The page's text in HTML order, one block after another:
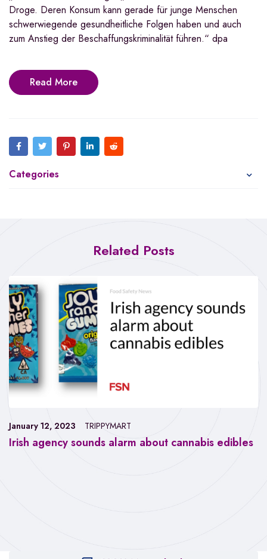
Droge. Deren Konsum kann gerade für junge Menschen
schwerwiegende gesundheitliche Folgen haben und auch
zum Anstieg der Beschaffungskriminalität führen.“ dpa
Read More
Categories
Related Posts
Irish agency sounds alarm about cannabis edibles
January 12, 2023 TRIPPYMART